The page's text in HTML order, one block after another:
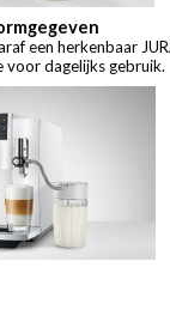
een herkenbaar
voor dagelijks gebruik.